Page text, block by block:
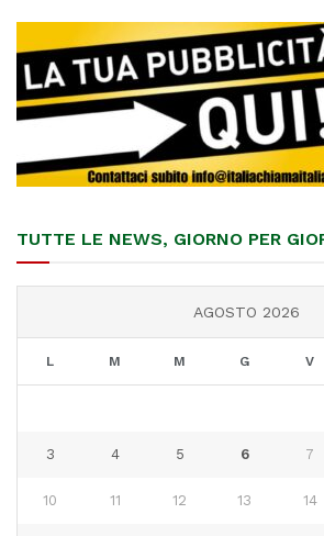
TUTTE LE NEWS, GIORNO PER
AGOSTO 2026
L M M G V
3 4 5 6 7
10 11 12 13 14